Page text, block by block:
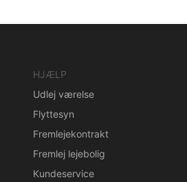
HJÆLP
Udlej værelse
Flyttesyn
Fremlejekontrakt
Fremlej lejebolig
Kundeservice